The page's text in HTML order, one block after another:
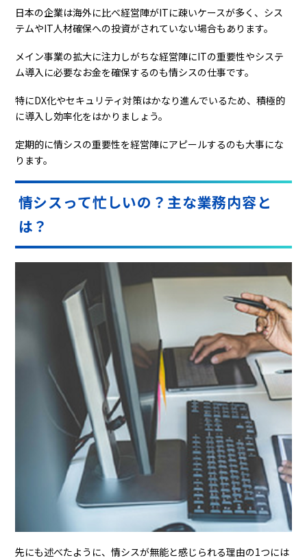
日本の企業は海外に比べ経営陣がITに疎いケースが多く、シス
テムやIT人材確保への投資がされていない場合もあります。
メイン事業の拡大に注力しがちな経営陣にITの重要性やシステ
ム導入に必要なお金を確保するのも情シスの仕事です。
特にDX化やセキュリティ対策はかなり進んでいるため、積極的
に導入し効率化をはかりましょう。
定期的に情シスの重要性を経営陣にアピールするのも大事にな
ります。
情シスって忙しいの？主な業務内容と
は？
先にも述べたように、情シスが無能と感じられる理由の1つには